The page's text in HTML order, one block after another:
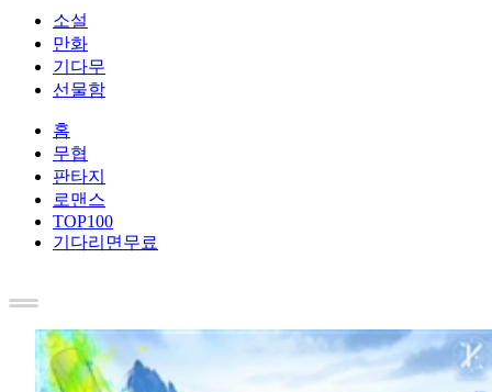
소설
만화
기다무
선물함
홈
무협
판타지
로맨스
TOP100
기다리면무료